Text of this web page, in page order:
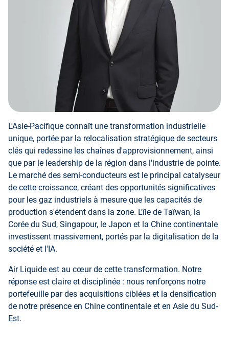
L'Asie-Pacifique connaît une transformation industrielle
unique, portée par la relocalisation stratégique de secteurs
clés qui redessine les chaînes d'approvisionnement, ainsi
que par le leadership de la région dans l'industrie de pointe.
Le marché des semi-conducteurs est le principal catalyseur
de cette croissance, créant des opportunités significatives
pour les gaz industriels à mesure que les capacités de
production s'étendent dans la zone. L'île de Taïwan, la
Corée du Sud, Singapour, le Japon et la Chine continentale
investissent massivement, portés par la digitalisation de la
société et l'IA.
Air Liquide est au cœur de cette transformation. Notre
réponse est claire et disciplinée : nous renforçons notre
portefeuille par des acquisitions ciblées et la densification
de notre présence en Chine continentale et en Asie du Sud-
Est.